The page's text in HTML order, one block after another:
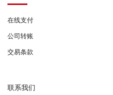
在线支付
公司转账
交易条款
联系我们